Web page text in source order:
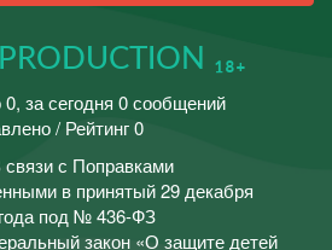
₁₈₊
0, за сегодня 0 сообщений
/ Рейтинг 0
с Поправками
в принятый 29 декабря
под № 436-ФЗ
закон «О защите детей